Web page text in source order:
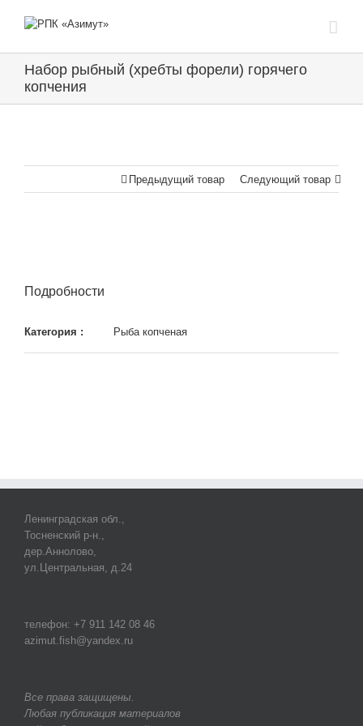
Набор рыбный (хребты форели) горячего
копчения
Предыдущий товар Следующий товар
Подробности
Категория : Рыба копченая
Ленинградская обл.,
Тосненский р-н.,
дер.Аннолово,
ул.Центральная, д.24
телефон: +7 911 142 08 46
azimut.fish@yandex.ru
Все права защищены.
Любая публикация материалов